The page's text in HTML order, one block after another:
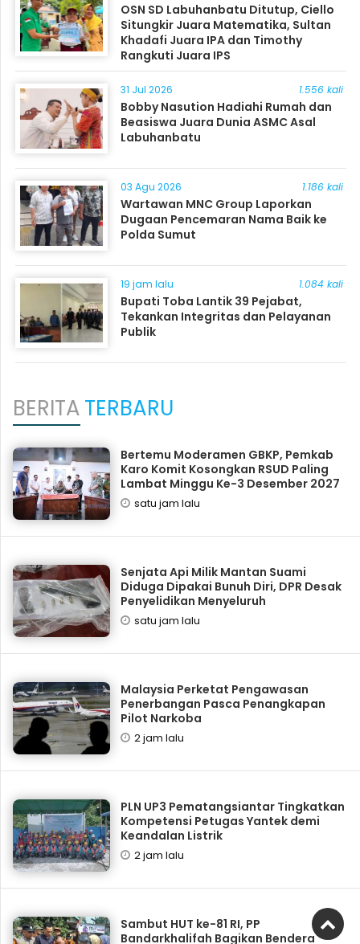
OSN SD Labuhanbatu Ditutup, Ciello
Situngkir Juara Matematika, Sultan
Khadafi Juara IPA dan Timothy
Rangkuti Juara IPS
31 Jul 2026 1.556 kali
Bobby Nasution Hadiahi Rumah dan
Beasiswa Juara Dunia ASMC Asal
Labuhanbatu
03 Agu 2026 1.186 kali
Wartawan MNC Group Laporkan
Dugaan Pencemaran Nama Baik ke
Polda Sumut
19 jam lalu 1.084 kali
Bupati Toba Lantik 39 Pejabat,
Tekankan Integritas dan Pelayanan
Publik
BERITATERBARU
Bertemu Moderamen GBKP, Pemkab
Karo Komit Kosongkan RSUD Paling
Lambat Minggu Ke-3 Desember 2027
satu jam lalu
Senjata Api Milik Mantan Suami
Diduga Dipakai Bunuh Diri, DPR Desak
Penyelidikan Menyeluruh
satu jam lalu
Malaysia Perketat Pengawasan
Penerbangan Pasca Penangkapan
Pilot Narkoba
2 jam lalu
PLN UP3 Pematangsiantar Tingkatkan
Kompetensi Petugas Yantek demi
Keandalan Listrik
2 jam lalu
Sambut HUT ke-81 RI, PP
Bandarkhalifah Bagikan Bendera